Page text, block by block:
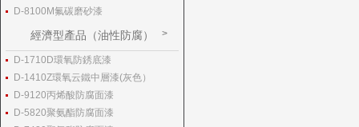
D-8100M氟碳磨砂漆
經濟型產品（油性防腐）
D-1710D環氧防銹底漆
D-1410Z環氧云鐵中層漆(灰色）
D-9120丙烯酸防腐面漆
D-5820聚氨酯防腐面漆